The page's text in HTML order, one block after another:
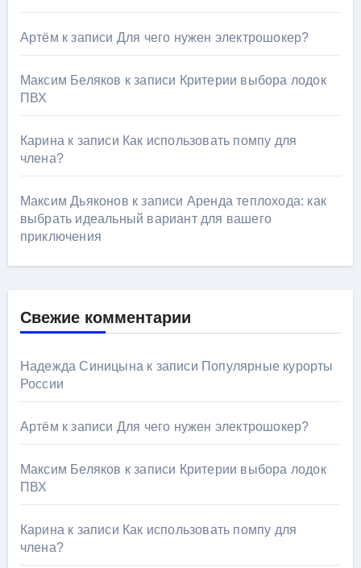
Артём к записи Для чего нужен электрошокер?
Максим Беляков к записи Критерии выбора лодок
ПВХ
Карина к записи Как использовать помпу для
члена?
Максим Дьяконов к записи Аренда теплохода: как
выбрать идеальный вариант для вашего
приключения
Свежие комментарии
Надежда Синицына к записи Популярные курорты
России
Артём к записи Для чего нужен электрошокер?
Максим Беляков к записи Критерии выбора лодок
ПВХ
Карина к записи Как использовать помпу для
члена?